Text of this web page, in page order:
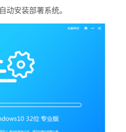
动安装部署系统。